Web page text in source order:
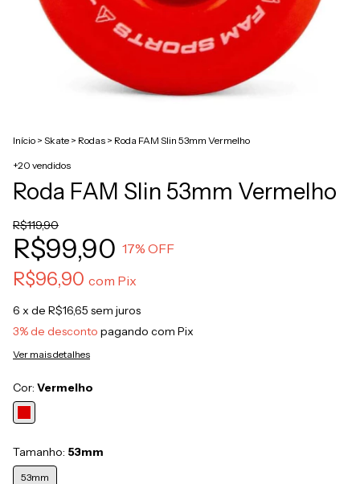
Início > Skate > Rodas > Roda FAM Slin 53mm Vermelho
+20 vendidos
Roda FAM Slin 53mm Vermelho
R$119,90
R$99,90 17% OFF
R$96,90 com Pix
6 x de R$16,65 sem juros
3% de desconto pagando com Pix
Ver mais detalhes
Cor: Vermelho
Tamanho: 53mm
53mm